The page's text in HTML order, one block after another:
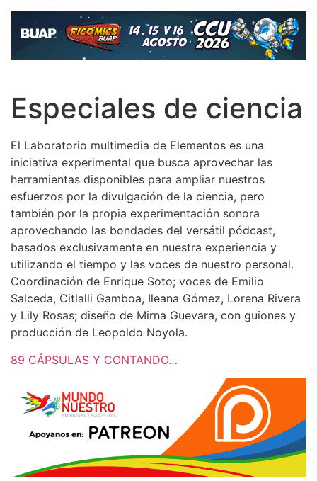
Especiales de ciencia
El Laboratorio multimedia de Elementos es una
iniciativa experimental que busca aprovechar las
herramientas disponibles para ampliar nuestros
esfuerzos por la divulgación de la ciencia, pero
también por la propia experimentación sonora
aprovechando las bondades del versátil pódcast,
basados exclusivamente en nuestra experiencia y
utilizando el tiempo y las voces de nuestro personal.
Coordinación de Enrique Soto; voces de Emilio
Salceda, Citlalli Gamboa, Ileana Gómez, Lorena Rivera
y Lily Rosas; diseño de Mirna Guevara, con guiones y
producción de Leopoldo Noyola.
89 CÁPSULAS Y CONTANDO…